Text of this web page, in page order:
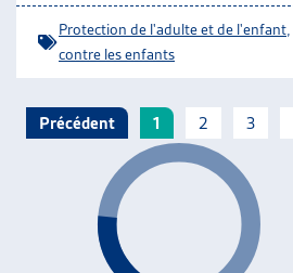
Protection de l'adulte et de l'enfant
contre les enfants
Précédent 1 2 3